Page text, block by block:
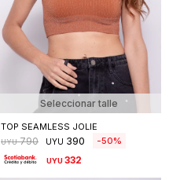
Seleccionar talle
TOP SEAMLESS JOLIE
UYU 790 UYU 390 50
UYU332